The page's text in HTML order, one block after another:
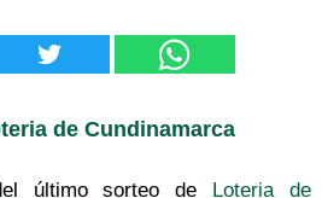
de Cundinamarca
último sorteo de Loteria de